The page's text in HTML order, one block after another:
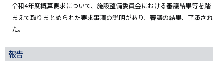
令和4年度概算要求について、施設整備委員会における審議結果等を踏
まえて取りまとめられた要求事項の説明があり、審議の結果、了承され
た。
報告